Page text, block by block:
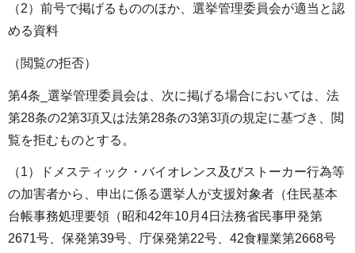
（2）前号で掲げるもののほか、選挙管理委員会が適当と認
める資料
（閲覧の拒否）
第4条_選挙管理委員会は、次に掲げる場合においては、法
第28条の2第3項又は法第28条の3第3項の規定に基づき、閲
覧を拒むものとする。
（1）ドメスティック・バイオレンス及びストーカー行為等
の加害者から、申出に係る選挙人が支援対象者（住民基本
台帳事務処理要領（昭和42年10月4日法務省民事甲発第
2671号、保発第39号、庁保発第22号、42食糧業第2668号